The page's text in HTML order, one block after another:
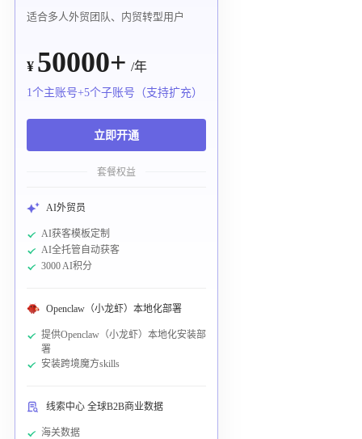
适合多人外贸团队、内贸转型用户
¥ 50000+ /年
1个主账号+5个子账号（支持扩充）
立即开通
套餐权益
AI外贸员
AI获客模板定制
AI全托管自动获客
3000 AI积分
Openclaw（小龙虾）本地化部署
提供Openclaw（小龙虾）本地化安装部
署
安装跨境魔方skills
线索中心 全球B2B商业数据
海关数据